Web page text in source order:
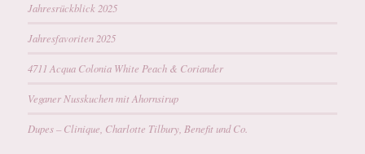
Jahresrückblick 2025
Jahresfavoriten 2025
4711 Acqua Colonia White Peach & Coriander
Veganer Nusskuchen mit Ahornsirup
Dupes – Clinique, Charlotte Tilbury, Benefit und Co.